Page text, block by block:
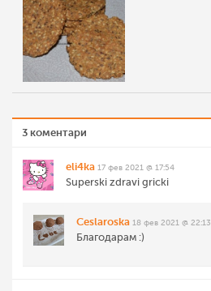
3 коментари
eli4ka 17 фев 2021 @ 17:54
Superski zdravi gricki
Ceslaroska 18 фев 2021 @ 22:13
Благодарам :)